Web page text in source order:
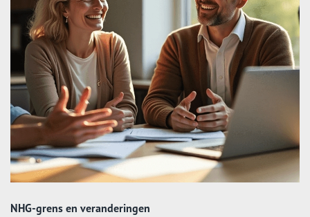
NHG-grens en veranderingen